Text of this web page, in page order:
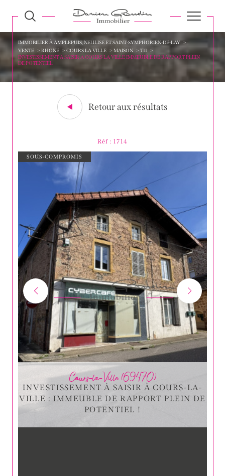
IMMOBILIER À AMPLEPUIS, NEULISE ET SAINT-SYMPHORIEN-DE-LAY
VENTE
RHONE COURS LA VILLE MAISON
T11
INVESTISSEMENT A SAISIR A COURS LA VILLE IMMEUBLE DE RAPPORT PLEIN
DE POTENTIEL
Retour aux résultats
Réf : 1714
SOUS-COMPROMIS
Cours-la-Ville (69470)
INVESTISSEMENT À SAISIR À COURS-LA-
VILLE : IMMEUBLE DE RAPPORT PLEIN DE
POTENTIEL !